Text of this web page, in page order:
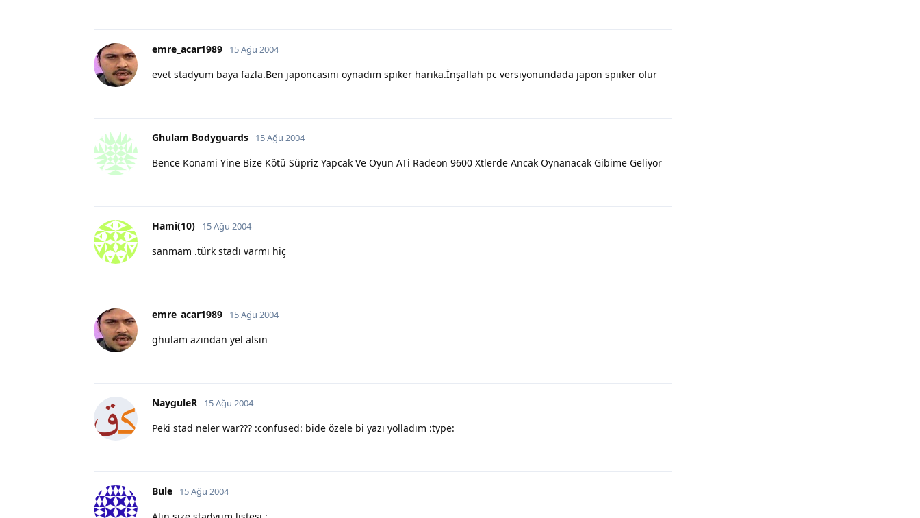
emre_acar1989 15 Ağu 2004
evet stadyum baya fazla.Ben japoncasını oynadım spiker harika.İnşallah pc versiyonundada japon spiiker olur
Ghulam Bodyguards 15 Ağu 2004
Bence Konami Yine Bize Kötü Süpriz Yapcak Ve Oyun ATi Radeon 9600 Xtlerde Ancak Oynanacak Gibime Geliyor
Hami(10) 15 Ağu 2004
sanmam .türk stadı varmı hiç
emre_acar1989 15 Ağu 2004
ghulam azından yel alsın
NayguleR 15 Ağu 2004
Peki stad neler war??? :confused: bide özele bi yazı yolladım :type:
Bule 15 Ağu 2004